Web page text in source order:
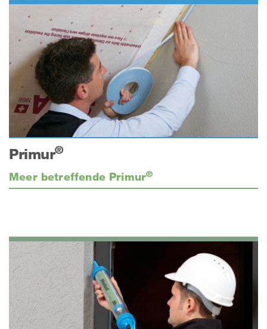
Primur®
Meer betreffende Primur®